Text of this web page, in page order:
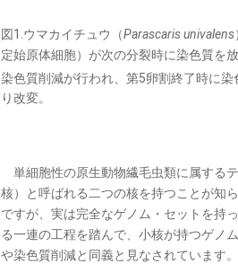
図1.ウマカイチュウ（Parascaris univalens
定始原体細胞）が次の分裂時に染色質を
染色質削減が行われ、第5卵割終了時に
り改変。
単細胞性の原生動物繊毛虫類に属する
核）と呼ばれる二つの核を持つことが知
ですが、実は完全なゲノム・セットを持
る一連の工程を踏んで、小核が持つゲノ
や染色質削減と同義と見なされています